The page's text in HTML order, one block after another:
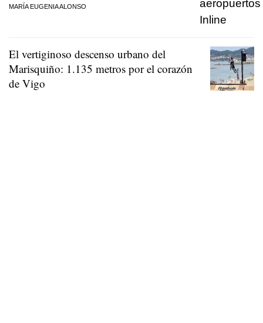
MARÍA EUGENIA ALONSO
El vertiginoso descenso urbano del
Marisquiño: 1.135 metros por el corazón
de Vigo